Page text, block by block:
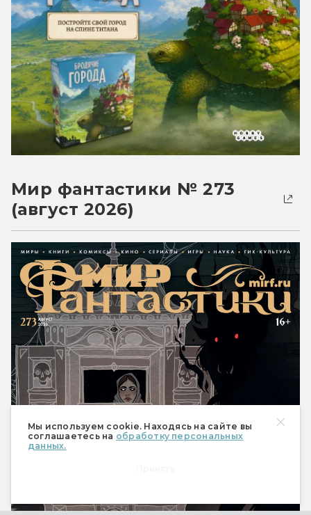
Мы используем cookie. Находясь на сайте вы
соглашаетесь на обработку персональных
данных.
Мир фантастики № 273
(август 2026)